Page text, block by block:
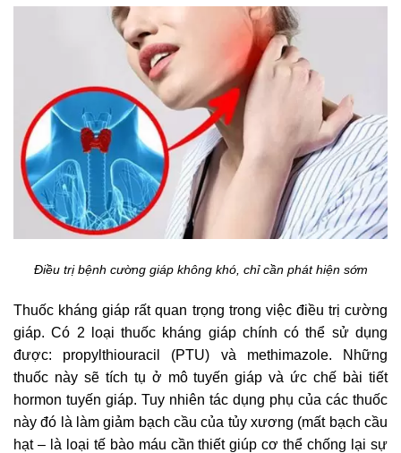
Điều trị bệnh cường giáp không khó, chỉ cần phát hiện sớm
Thuốc kháng giáp rất quan trọng trong việc điều trị cường
giáp. Có 2 loại thuốc kháng giáp chính có thể sử dụng
được: propylthiouracil (PTU) và methimazole. Những
thuốc này sẽ tích tụ ở mô tuyến giáp và ức chế bài tiết
hormon tuyến giáp. Tuy nhiên tác dụng phụ của các thuốc
này đó là làm giảm bạch cầu của tủy xương (mất bạch cầu
hạt – là loại tế bào máu cần thiết giúp cơ thể chống lại sự